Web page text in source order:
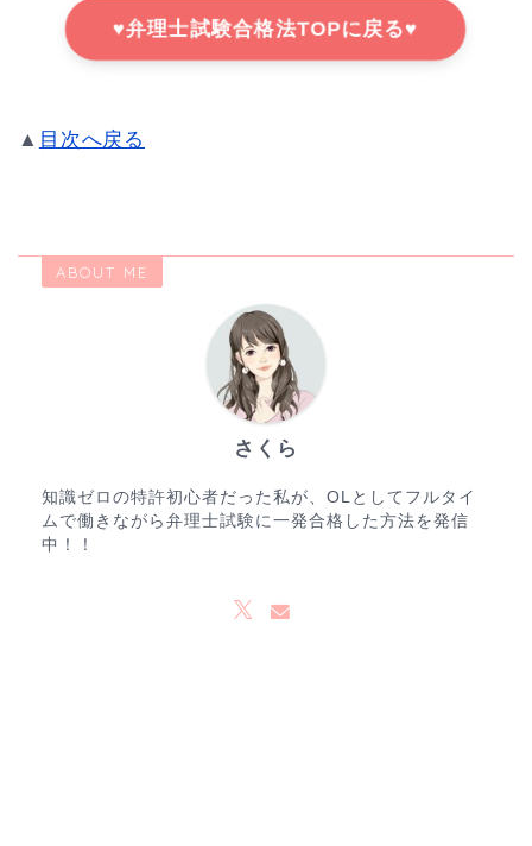
♥弁理士試験合格法TOPに戻る♥
▲ 目次へ戻る
ABOUT ME
さくら
知識ゼロの特許初心者だった私が、OLとしてフルタイ
ムで働きながら弁理士試験に一発合格した方法を発信
中！！